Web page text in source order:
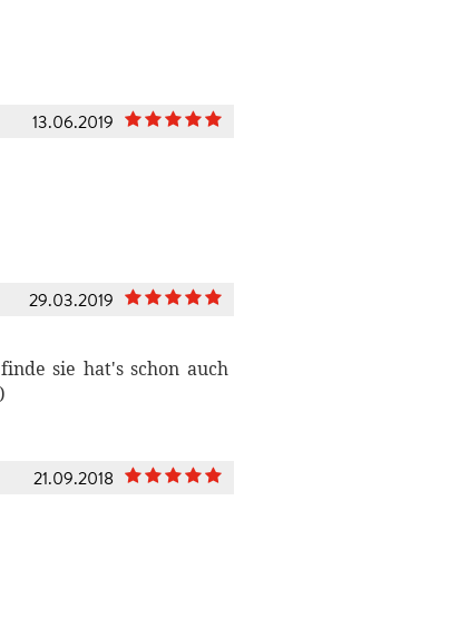
13.06.2019
29.03.2019
sie hat's schon auch
21.09.2018